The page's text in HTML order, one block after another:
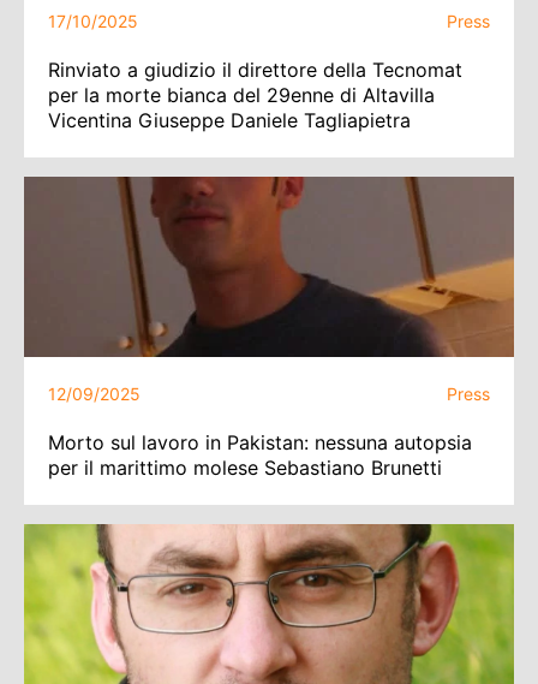
17/10/2025 Press
Rinviato a giudizio il direttore della Tecnomat
per la morte bianca del 29enne di Altavilla
Vicentina Giuseppe Daniele Tagliapietra
12/09/2025 Press
Morto sul lavoro in Pakistan: nessuna autopsia
per il marittimo molese Sebastiano Brunetti